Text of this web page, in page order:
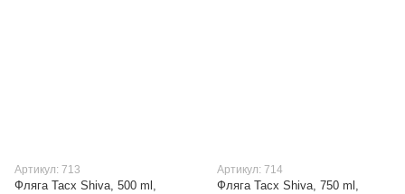
Артикул: 713
Фляга Tacx Shiva, 500 ml,
Артикул: 714
Фляга Tacx Shiva, 750 ml,